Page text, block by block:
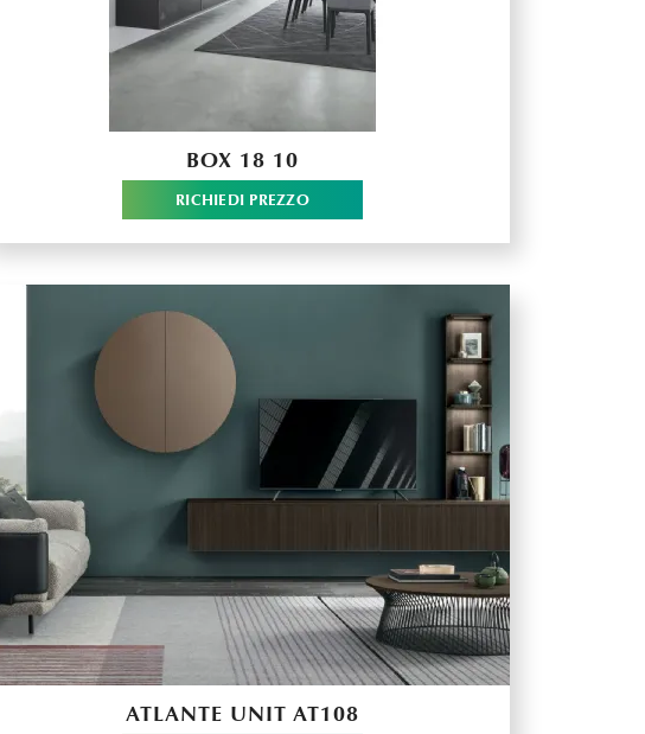
BOX 18 10
RICHIEDI PREZZO
ATLANTE UNIT AT108